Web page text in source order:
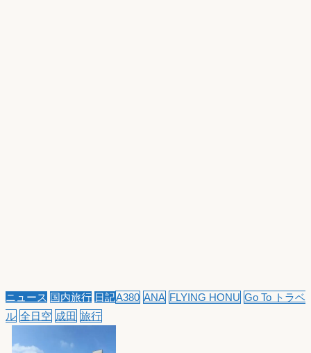
ニュース 国内旅行 日記A380 ANA FLYING HONU Go To トラベ
ル 全日空 成田 旅行